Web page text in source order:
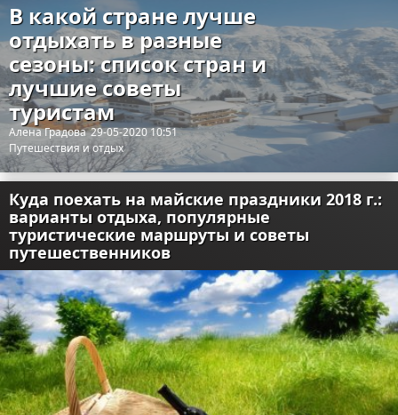
В какой стране лучше
отдыхать в разные
сезоны: список стран и
лучшие советы
туристам
Алена Градова 29-05-2020 10:51
Путешествия и отдых
Куда поехать на майские праздники 2018 г.:
варианты отдыха, популярные
туристические маршруты и советы
путешественников